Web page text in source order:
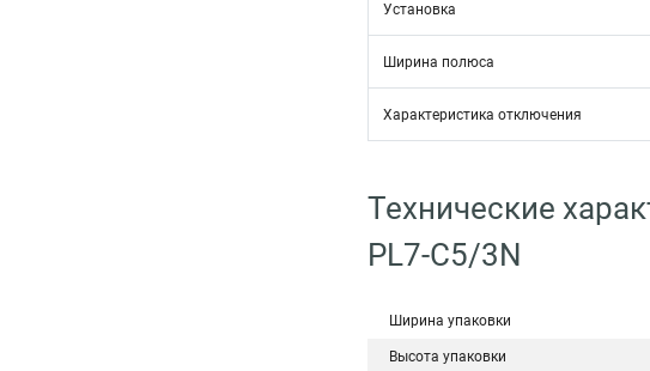
Установка
Ширина полюса
Характеристика отключения
Технические
PL7-C5/3N
Ширина упаковки
Высота упаковки